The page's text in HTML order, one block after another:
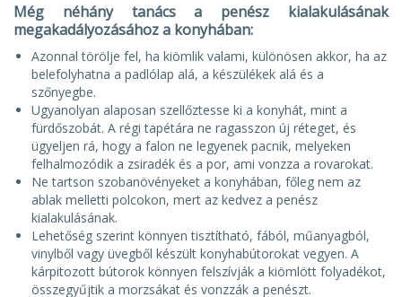
Még néhány tanács a penész kialakulásának
megakadályozásához a konyhában:
Azonnal törölje fel, ha kiömlik valami, különösen akkor, ha az
belefolyhatna a padlólap alá, a készülékek alá és a
szőnyegbe.
Ugyanolyan alaposan szellőztesse ki a konyhát, mint a
fürdőszobát. A régi tapétára ne ragasszon új réteget, és
ügyeljen rá, hogy a falon ne legyenek pacnik, melyeken
felhalmozódik a zsiradék és a por, ami vonzza a rovarokat.
Ne tartson szobanövényeket a konyhában, főleg nem az
ablak melletti polcokon, mert az kedvez a penész
kialakulásának.
Lehetőség szerint könnyen tisztítható, fából, műanyagból,
vinylből vagy üvegből készült konyhabútorokat vegyen. A
kárpitozott bútorok könnyen felszívják a kiömlött folyadékot,
összegyűjtik a morzsákat és vonzzák a penészt.